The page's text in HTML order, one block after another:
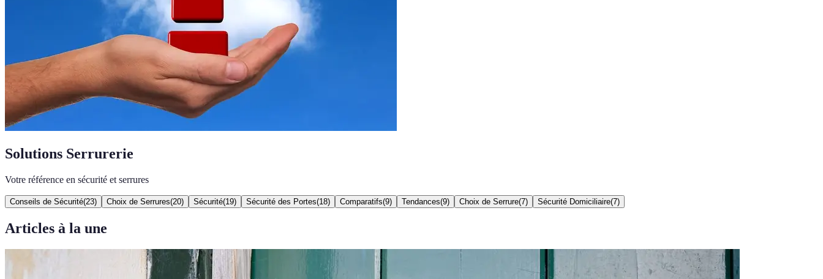
Solutions Serrurerie
Votre référence en sécurité et serrures
Conseils de Sécurité(23) Choix de Serrures(20) Sécurité(19) Sécurité des Portes(18) Comparatifs(9) Tendances(9) Choix de Serrure(7) Sécurité Domiciliaire(7)
Articles à la une